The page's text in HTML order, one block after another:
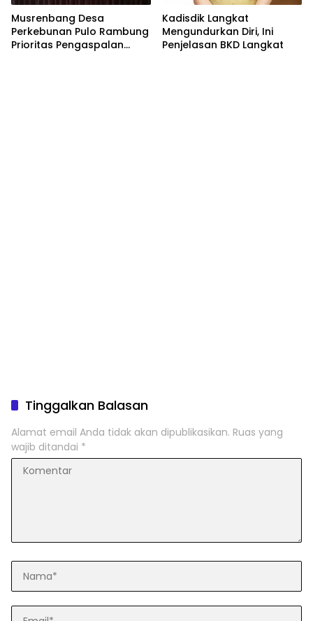
Musrenbang Desa
Perkebunan Pulo Rambung
Prioritas Pengaspalan
Kadisdik Langkat
Mengundurkan Diri, Ini
Penjelasan BKD Langkat
Tinggalkan Balasan
Alamat email Anda tidak akan dipublikasikan. Ruas yang
wajib ditandai *